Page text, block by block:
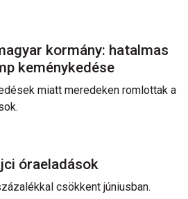
kormány: hatalmas
keménykedése
miatt meredeken romlottak a
óraeladások
csökkent júniusban.